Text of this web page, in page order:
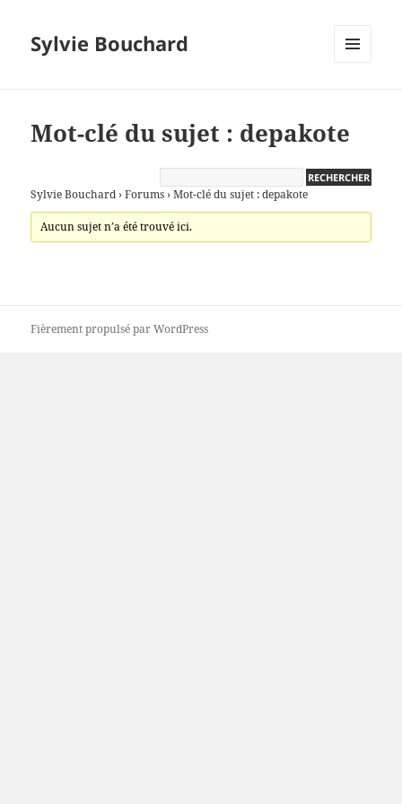
Sylvie Bouchard
Mot-clé du sujet : depakote
Sylvie Bouchard › Forums › Mot-clé du sujet : depakote
Aucun sujet n’a été trouvé ici.
Fièrement propulsé par WordPress